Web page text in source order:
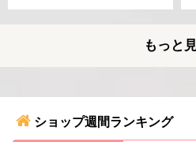
もっと
ショップ週間ランキング